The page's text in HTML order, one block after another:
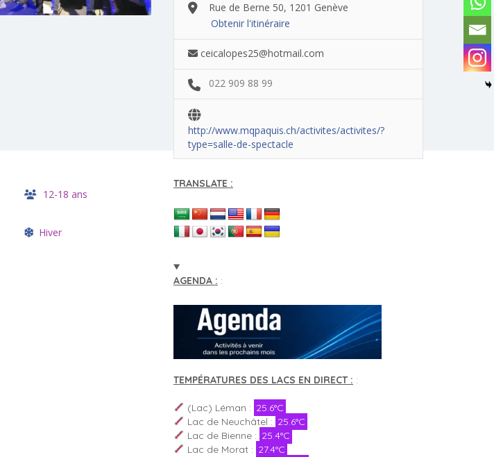
12-18 ans
Hiver
Rue de Berne 50, 1201 Genève
Obtenir l'itinéraire
ceicalopes25@hotmail.com
022 909 88 99
http://www.mqpaquis.ch/activites/activites/?
type=salle-de-spectacle
TRANSLATE :
AGENDA : :
TEMPÉRATURES DES LACS EN DIRECT : :
(Lac) Léman : 25.6°C
Lac de Neuchâtel : 25.6°C
Lac de Bienne : 25.4°C
Lac de Morat : 27.4°C